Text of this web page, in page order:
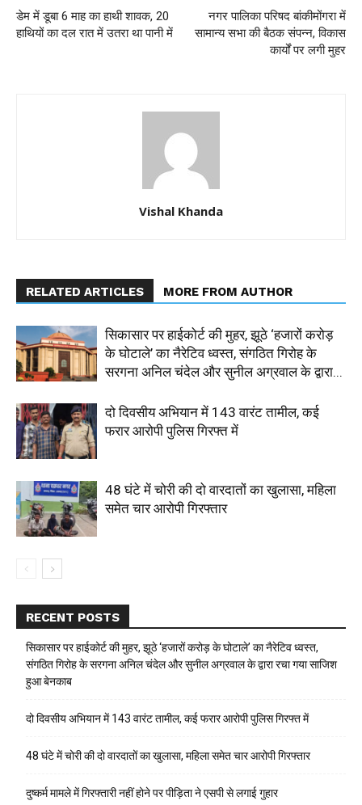
डेम में डूबा 6 माह का हाथी शावक, 20
हाथियों का दल रात में उतरा था पानी में
नगर पालिका परिषद बांकीमोंगरा में
सामान्य सभा की बैठक संपन्न, विकास
कार्यों पर लगी मुहर
Vishal Khanda
RELATED ARTICLES MORE FROM AUTHOR
सिकासार पर हाईकोर्ट की मुहर, झूठे ‘हजारों करोड़
के घोटाले’ का नैरेटिव ध्वस्त, संगठित गिरोह के
सरगना अनिल चंदेल और सुनील अग्रवाल के द्वारा...
दो दिवसीय अभियान में 143 वारंट तामील, कई
फरार आरोपी पुलिस गिरफ्त में
48 घंटे में चोरी की दो वारदातों का खुलासा, महिला
समेत चार आरोपी गिरफ्तार
RECENT POSTS
सिकासार पर हाईकोर्ट की मुहर, झूठे ‘हजारों करोड़ के घोटाले’ का नैरेटिव ध्वस्त,
संगठित गिरोह के सरगना अनिल चंदेल और सुनील अग्रवाल के द्वारा रचा गया साजिश
हुआ बेनकाब
दो दिवसीय अभियान में 143 वारंट तामील, कई फरार आरोपी पुलिस गिरफ्त में
48 घंटे में चोरी की दो वारदातों का खुलासा, महिला समेत चार आरोपी गिरफ्तार
दुष्कर्म मामले में गिरफ्तारी नहीं होने पर पीड़िता ने एसपी से लगाई गुहार